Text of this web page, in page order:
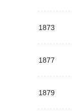
1873
1877
1879